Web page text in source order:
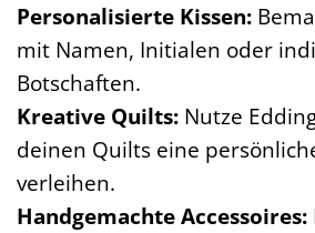
Personalisierte Kissen:
mit Namen, Initialen oder
Botschaften.
Kreative Quilts: Nutze
deinen Quilts eine
verleihen.
Handgemachte Accessoires: